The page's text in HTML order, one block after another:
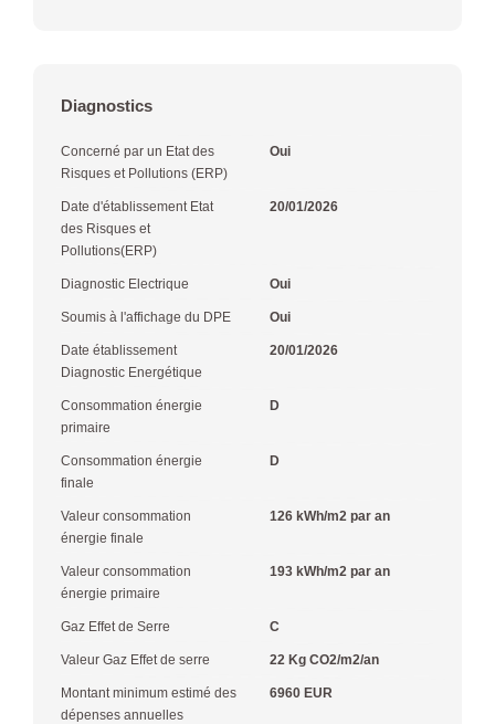
Diagnostics
Concerné par un Etat des
Risques et Pollutions (ERP)
Oui
Date d'établissement Etat
des Risques et
Pollutions(ERP)
20/01/2026
Diagnostic Electrique Oui
Soumis à l'affichage du DPE Oui
Date établissement
Diagnostic Energétique
20/01/2026
Consommation énergie
primaire
D
Consommation énergie
finale
D
Valeur consommation
énergie finale
126 kWh/m2 par an
Valeur consommation
énergie primaire
193 kWh/m2 par an
Gaz Effet de Serre C
Valeur Gaz Effet de serre 22 Kg CO2/m2/an
Montant minimum estimé des
dépenses annuelles
6960 EUR